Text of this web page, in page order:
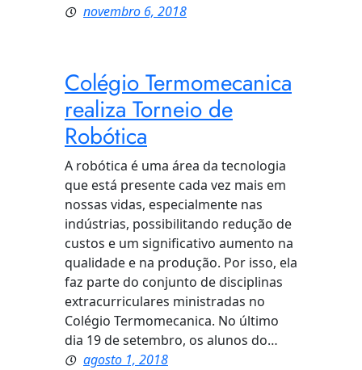
novembro 6, 2018
Colégio Termomecanica
realiza Torneio de
Robótica
A robótica é uma área da tecnologia
que está presente cada vez mais em
nossas vidas, especialmente nas
indústrias, possibilitando redução de
custos e um significativo aumento na
qualidade e na produção. Por isso, ela
faz parte do conjunto de disciplinas
extracurriculares ministradas no
Colégio Termomecanica. No último
dia 19 de setembro, os alunos do…
agosto 1, 2018